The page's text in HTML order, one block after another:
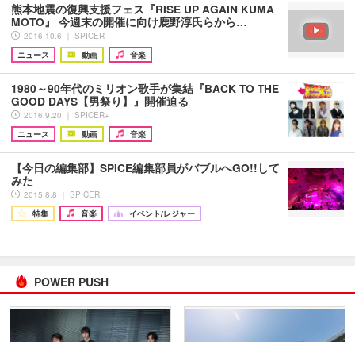
熊本地震の復興支援フェス『RISE UP AGAIN KUMA
MOTO』 今週末の開催に向け鹿野淳氏らから…
2016.10.6 ｜ SPICER
ニュース
動画 音楽
1980～90年代のミリオン歌手が集結『BACK TO THE
GOOD DAYS【男祭り】』開催迫る
2016.9.20 ｜ SPICER+
ニュース
動画 音楽
【今日の編集部】SPICE編集部員がバブルへGO!!して
みた
2015.8.8 ｜ SPICER
特集
音楽 イベント/レジャー
POWER PUSH